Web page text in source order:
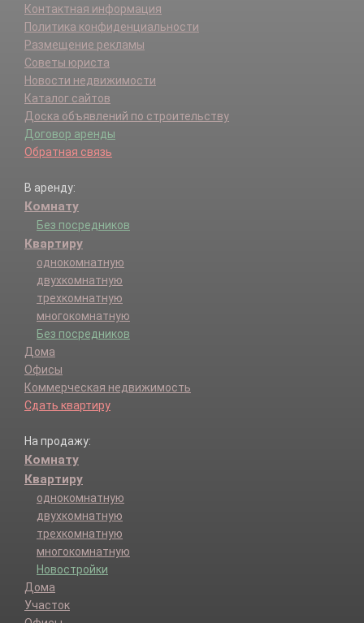
Пестравский р-н.
Похвистнево г.
Похвистневский р-н.
Приволжский р-н.
Самара г.
Сергиевский р-н.
Ставропольский р-н.
Сызранский р-н.
Сызрань г.
Хворостянский р-н.
Чапаевск г.
Челно-Вершинский р-н.
Шенталинский р-н.
Шигонский р-н.
Контактная информация
Политика конфиденциальности
Размещение рекламы
Советы юриста
Новости недвижимости
Каталог сайтов
Доска объявлений по строительству
Договор аренды
Обратная связь
В аренду:
Комнату
Без посредников
Квартиру
однокомнатную
двухкомнатную
трехкомнатную
многокомнатную
Без посредников
Дома
Офисы
Коммерческая недвижимость
Сдать квартиру
На продажу:
Комнату
Квартиру
однокомнатную
двухкомнатную
трехкомнатную
многокомнатную
Новостройки
Дома
Участок